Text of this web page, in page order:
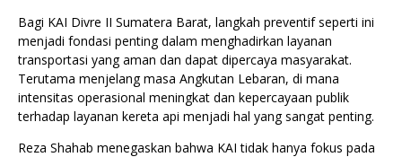
Bagi KAI Divre II Sumatera Barat, langkah preventif seperti ini
menjadi fondasi penting dalam menghadirkan layanan
transportasi yang aman dan dapat dipercaya masyarakat.
Terutama menjelang masa Angkutan Lebaran, di mana
intensitas operasional meningkat dan kepercayaan publik
terhadap layanan kereta api menjadi hal yang sangat penting.
Reza Shahab menegaskan bahwa KAI tidak hanya fokus pada